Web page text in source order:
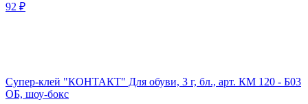
92 ₽
Супер-клей "КОНТАКТ" Для обуви, 3 г, бл., арт. КМ 120 - Б03
ОБ, шоу-бокс